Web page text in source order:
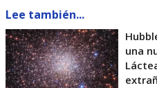
Lee también...
una